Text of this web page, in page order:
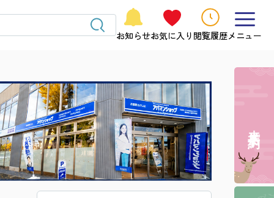
お知らせお気に入り 閲覧履歴メニュー